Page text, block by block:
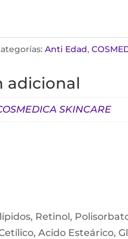
Anti Edad,
adicional
SKINCARE
Retinol,
Acido Esteárico,